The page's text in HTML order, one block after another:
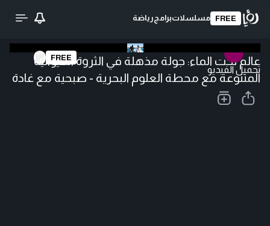
FREE مسلسلاتبرامج رياضة
تحميل الفيديو
FREE
عالم تحت الماء: جولة مذهلة في الثروة الحيوانية
المتنوعة مع محطة العلوم البحرية - صبحية مع غادة